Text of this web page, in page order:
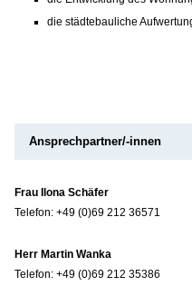
die städtebauliche
Ansprechpartner/-innen
Frau Ilona Schäfer
Telefon: +49 (0)69 212 36571
Herr Martin Wanka
Telefon: +49 (0)69 212 35386